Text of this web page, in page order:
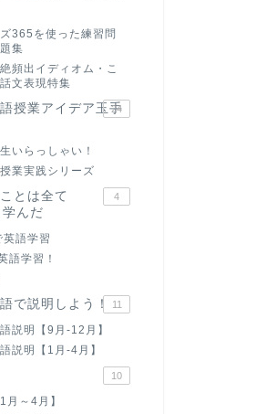
365を使った練習問
集
頻出イディオム・こ
文表現特集
授業アイデア玉手
24
いらっしゃい！
業実践シリーズ
とは全て
んだ
4
語学習
語学習！
で説明しよう！ 11
説明【9月-12月】
説明【1月-4月】
10
月～4月】